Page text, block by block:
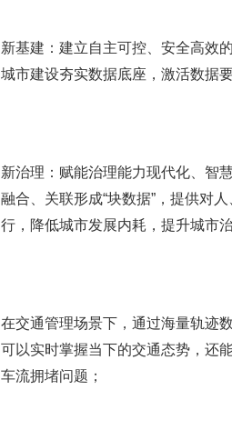
新基建：建立自主可控、安全高效
城市建设夯实数据底座，激活数据要
新治理：赋能治理能力现代化、智
融合、关联形成“块数据”，提供对
行，降低城市发展内耗，提升城市
在交通管理场景下，通过海量轨迹
可以实时掌握当下的交通态势，还
车流拥堵问题；